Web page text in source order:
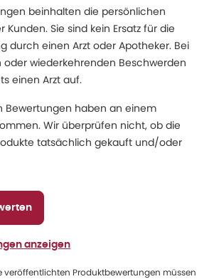
beinhalten die persönlichen
Kunden. Sie sind kein Ersatz für die
durch einen Arzt oder Apotheker. Bei
wiederkehrenden Beschwerden
einen Arzt auf.
Bewertungen haben an einem
Wir überprüfen nicht, ob die
tatsächlich gekauft und/oder
anzeigen
veröffentlichten Produktbewertungen müssen